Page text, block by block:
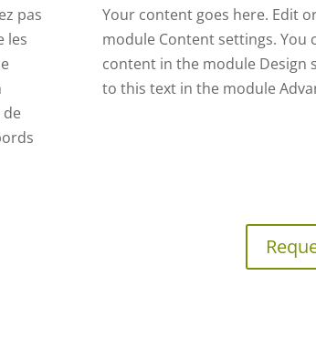
pas
les
de
Your content goes here. Edit
module Content settings. You
content in the module Design
to this text in the module